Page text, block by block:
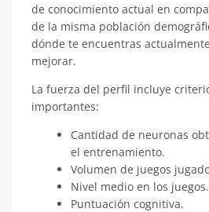
de conocimiento actual en
de la misma población
dónde te encuentras
mejorar.
La fuerza del perfil incluye
importantes:
Cantidad de neuronas
el entrenamiento.
Volumen de juegos
Nivel medio en los juegos.
Puntuación cognitiva.